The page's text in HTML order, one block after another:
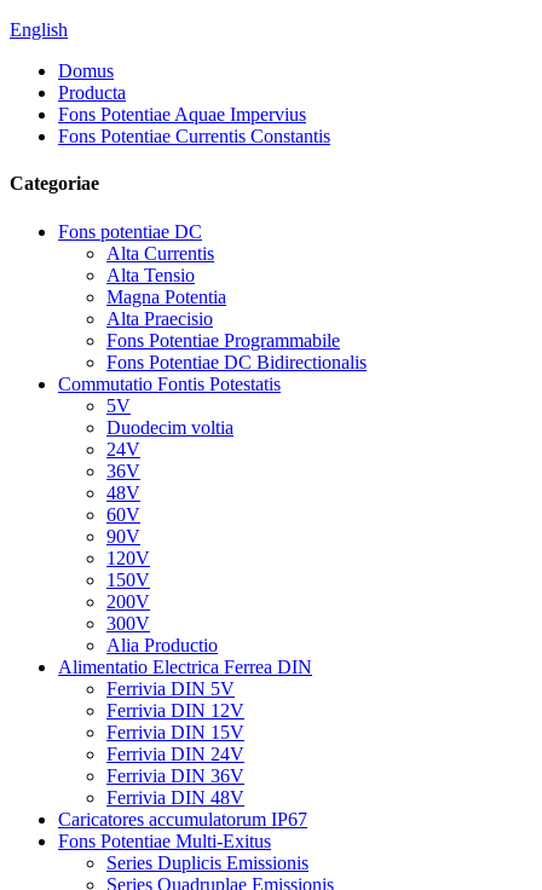
English
Domus
Producta
Fons Potentiae Aquae Impervius
Fons Potentiae Currentis Constantis
Categoriae
Fons potentiae DC
Alta Currentis
Alta Tensio
Magna Potentia
Alta Praecisio
Fons Potentiae Programmabile
Fons Potentiae DC Bidirectionalis
Commutatio Fontis Potestatis
5V
Duodecim voltia
24V
36V
48V
60V
90V
120V
150V
200V
300V
Alia Productio
Alimentatio Electrica Ferrea DIN
Ferrivia DIN 5V
Ferrivia DIN 12V
Ferrivia DIN 15V
Ferrivia DIN 24V
Ferrivia DIN 36V
Ferrivia DIN 48V
Caricatores accumulatorum IP67
Fons Potentiae Multi-Exitus
Series Duplicis Emissionis
Series Quadruplae Emissionis